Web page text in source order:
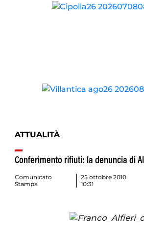
ATTUALITÀ
Conferimento rifiuti: la denuncia di
Comunicato
Stampa
25 ottobre 2010
10:31